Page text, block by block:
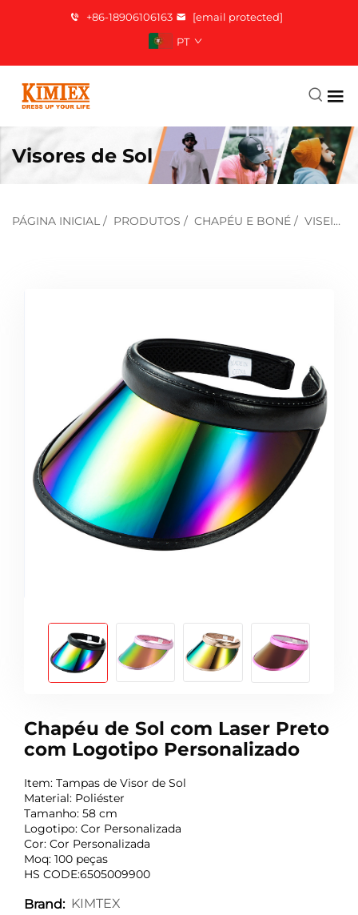
+86-18906106163
[email protected]
PT
Visores de Sol
PÁGINA INICIAL / PRODUTOS / CHAPÉU E BONÉ / VISEIRAS SOLARES
Chapéu de Sol com Laser Preto
com Logotipo Personalizado
Item: Tampas de Visor de Sol
Material: Poliéster
Tamanho: 58 cm
Logotipo: Cor Personalizada
Cor: Cor Personalizada
Moq: 100 peças
HS CODE:6505009900
Brand: KIMTEX